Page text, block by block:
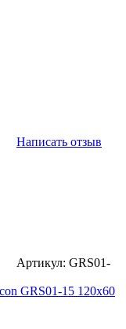
Написать отзыв
Артикул: GRS01-
GRS01-15 120х60